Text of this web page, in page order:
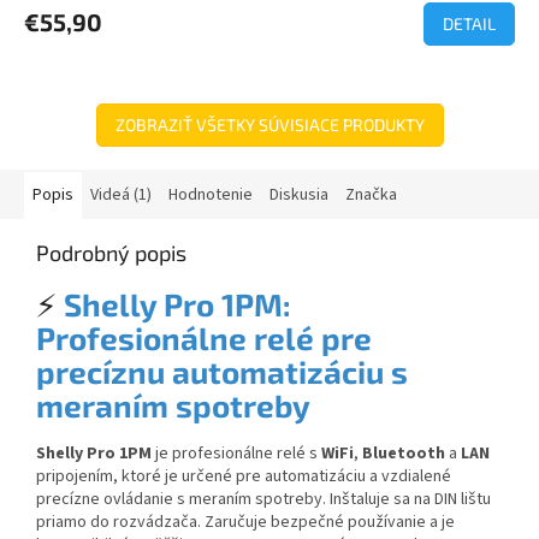
€55,90 DETAIL
ZOBRAZIŤ VŠETKY SÚVISIACE PRODUKTY
Popis Videá (1) Hodnotenie Diskusia Značka
Podrobný popis
⚡ Shelly Pro 1PM:
Profesionálne relé pre
precíznu automatizáciu s
meraním spotreby
Shelly Pro 1PM je profesionálne relé s WiFi, Bluetooth a LAN
pripojením, ktoré je určené pre automatizáciu a vzdialené
precízne ovládanie s meraním spotreby. Inštaluje sa na DIN lištu
priamo do rozvádzača. Zaručuje bezpečné používanie a je